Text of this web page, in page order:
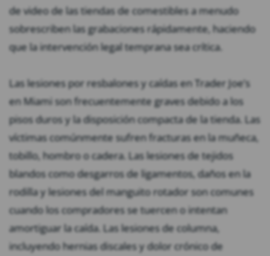
de video de las tiendas de comestibles a menudo
sobrescriben las grabaciones rápidamente, haciendo
que la intervención legal temprana sea crítica.
Las lesiones por resbalones y caídas en Trader Joe’s
en Miami son frecuentemente graves debido a los
pisos duros y la disposición compacta de la tienda. Las
víctimas comúnmente sufren fracturas en la muñeca,
tobillo, hombro o cadera. Las lesiones de tejidos
blandos como desgarros de ligamentos, daños en la
rodilla y lesiones del manguito rotador son comunes
cuando los compradores se tuercen o intentan
amortiguar la caída. Las lesiones de columna,
incluyendo hernias discales y dolor crónico de